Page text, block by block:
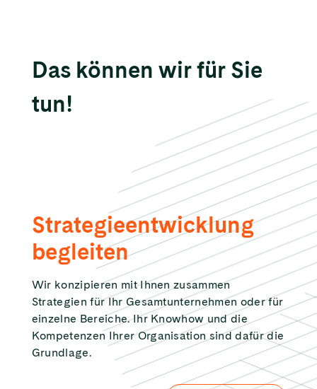
Das können wir für Sie
tun!
Strategieentwicklung
begleiten
Wir konzipieren mit Ihnen zusammen
Strategien für Ihr Gesamtunternehmen oder für
einzelne Bereiche. Ihr Knowhow und die
Kompetenzen Ihrer Organisation sind dafür die
Grundlage.